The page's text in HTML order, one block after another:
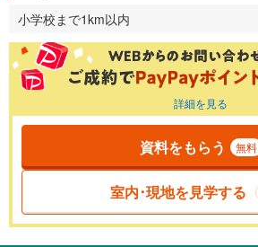
小学校まで1km以内
詳細を見る
資料をもらう 無料
室内･現地を見学する